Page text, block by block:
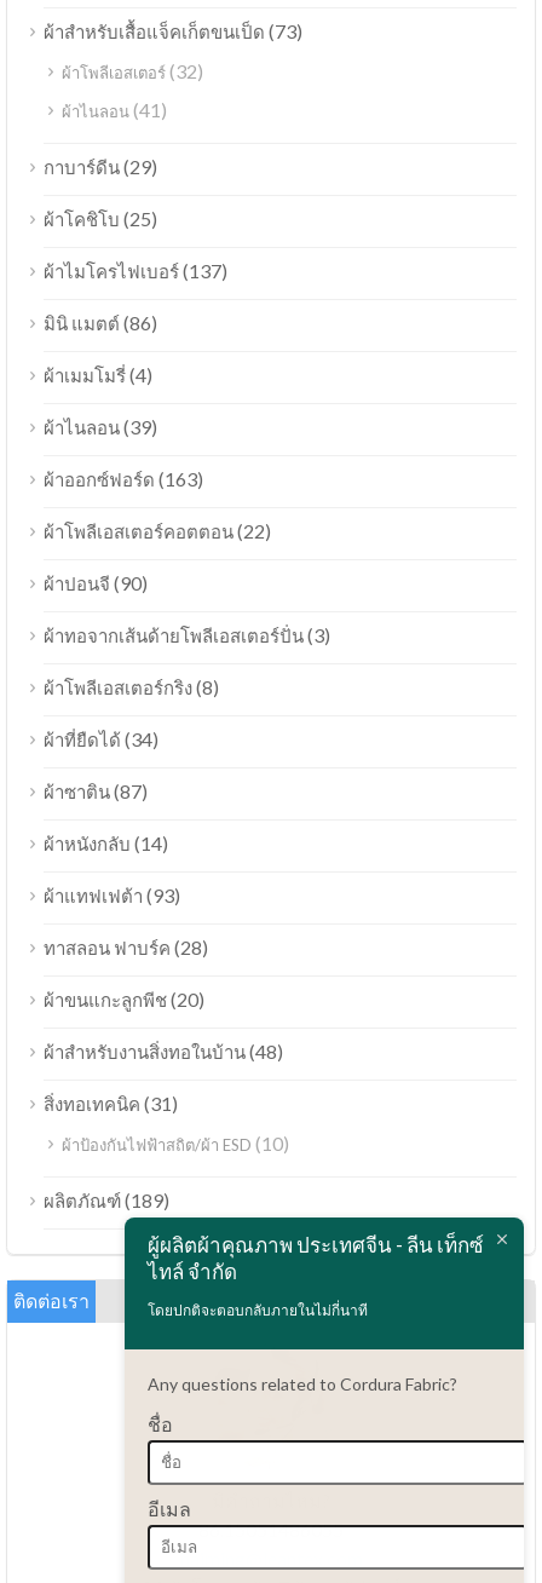
ผ้าสำหรับเสื้อแจ็คเก็ตขนเป็ด (73)
ผ้าโพลีเอสเตอร์(32)
ผ้าไนลอน(41)
กาบาร์ดีน(29)
ผ้าโคชิโบ (25)
ผ้าไมโครไฟเบอร์(137)
มินิ แมตต์(86)
ผ้าเมมโมรี่(4)
ผ้าไนลอน(39)
ผ้าออกซ์ฟอร์ด (163)
ผ้าโพลีเอสเตอร์คอตตอน(22)
ผ้าปอนจี (90)
ผ้าทอจากเส้นด้ายโพลีเอสเตอร์ปั่น(3)
ผ้าโพลีเอสเตอร์กริง(8)
ผ้าที่ยืดได้(34)
ผ้าซาติน(87)
ผ้าหนังกลับ (14)
ผ้าแทฟเฟต้า (93)
ทาสลอน ฟาบร์ค (28)
ผ้าขนแกะลูกพีช(20)
ผ้าสำหรับงานสิ่งทอในบ้าน(48)
สิ่งทอเทคนิค (31)
ผ้าป้องกันไฟฟ้าสถิต/ผ้า ESD (10)
ผลิตภัณฑ์(189)
ติดต่อเรา
86.15051486055
haiming@leantex.com
ผู้ผลิตผ้าคุณภาพ ประเทศจีน - ลีน เท็กซ์
ไทล์ จำกัด
โดยปกติจะตอบกลับภายในไม่กี่นาที
Any questions related to Cordura Fabric?
ชื่อ
อีเมล
Español
Português do Brasil
Русский
Türkçe
Bahasa Indonesia
Polski